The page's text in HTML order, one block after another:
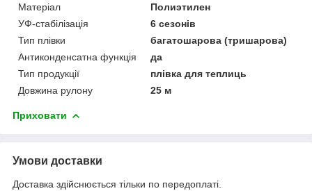
Матеріал
Полиэтилен
УФ-стабілізація
6 сезонів
Тип плівки
багатошарова (тришарова)
Антиконденсатна функція
да
Тип продукції
плівка для теплиць
Довжина рулону
25 м
Приховати
Умови доставки
Доставка здійснюється тільки по передоплаті.